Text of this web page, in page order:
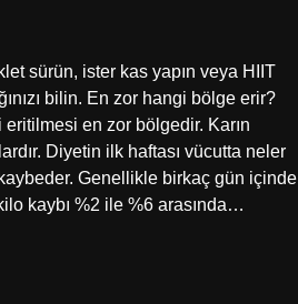
sürün, ister kas yapın veya HIIT
bilin. En zor hangi bölge erir?
en zor bölgedir. Karın
Diyetin ilk haftası vücutta neler
Genellikle birkaç gün içinde
kaybı %2 ile %6 arasında…